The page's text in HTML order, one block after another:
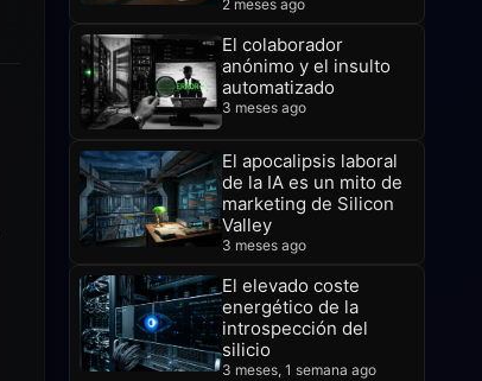
2 meses ago
El colaborador
anónimo y el insulto
automatizado
3 meses ago
El apocalipsis laboral
de la IA es un mito de
marketing de Silicon
Valley
3 meses ago
El elevado coste
energético de la
introspección del
silicio
3 meses, 1 semana ago